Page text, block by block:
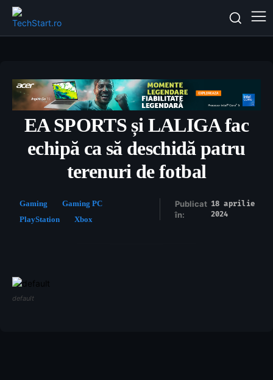
EA SPORTS și LALIGA fac
echipă ca să deschidă patru
terenuri de fotbal
Gaming
Gaming PC
PlayStation
Xbox
Publicat
în:
18 aprilie
2024
default